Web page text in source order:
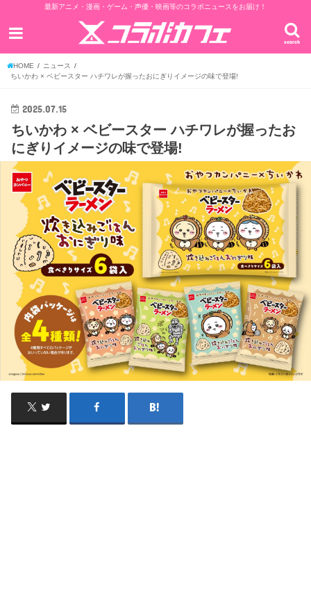
最新アニメ・漫画・ゲーム・声優・映画等のコラボニュースをお届け！
search
HOME
ニュース
ちいかわ × ベビースター ハチワレが握ったおにぎりイメージの味で登場!
2025.07.15
ちいかわ × ベビースター ハチワレが握ったお
にぎりイメージの味で登場!